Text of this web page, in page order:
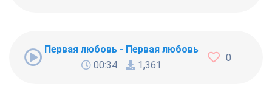
Первая любовь - Первая любовь
00:34
1,361
0